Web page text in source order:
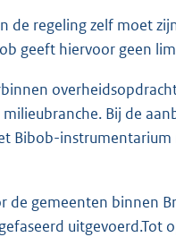
de regeling zelf moet
geeft hiervoor geen
Bij de
Bibob-
de gemeenten binnen